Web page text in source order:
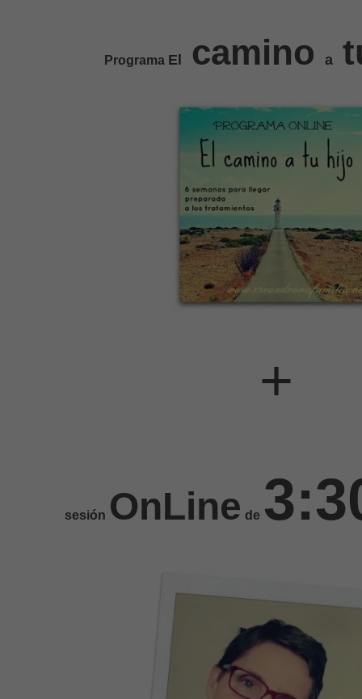
Programa El camino a
+
sesión OnLine de